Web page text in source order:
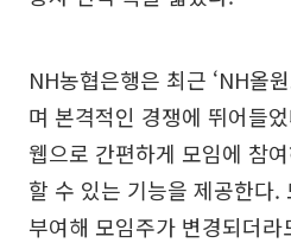
NH농협은행은 최근 ‘NH올
며 본격적인 경쟁에 뛰어들
웹으로 간편하게 모임에 참
할 수 있는 기능을 제공한다.
부여해 모임주가 변경되더